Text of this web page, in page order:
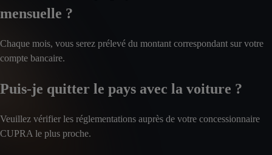
mensuelle ?
Chaque mois, vous serez prélevé du montant correspondant sur votre
compte bancaire.
Puis-je quitter le pays avec la voiture ?
Veuillez vérifier les réglementations auprès de votre concessionnaire
CUPRA le plus proche.